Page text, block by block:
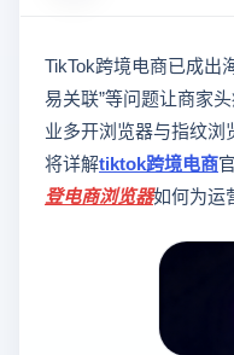
TikTok跨境电商已成出
易关联”等问题让商家
业多开浏览器与指纹
将详解tiktok跨境电商
登电商浏览器如何为运